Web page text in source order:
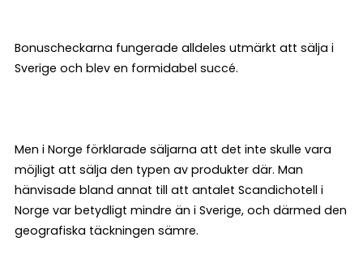
Bonuscheckarna fungerade alldeles utmärkt att sälja i
Sverige och blev en formidabel succé.
Men i Norge förklarade säljarna att det inte skulle vara
möjligt att sälja den typen av produkter där. Man
hänvisade bland annat till att antalet Scandichotell i
Norge var betydligt mindre än i Sverige, och därmed den
geografiska täckningen sämre.